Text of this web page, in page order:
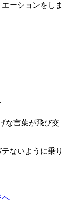
ーションをしま
な言葉が飛び交
ないように乗り
へ